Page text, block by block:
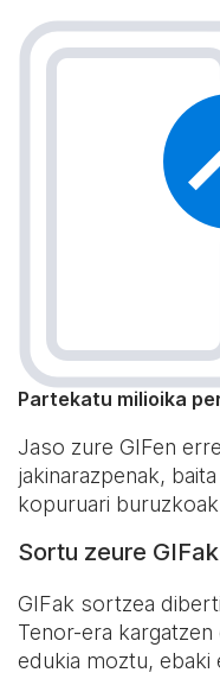
Partekatu milioika
Jaso zure GIFen
jakinarazpenak,
kopuruari
Sortu zeure GIFak
GIFak sortzea
Tenor-era
edukia moztu, ebaki